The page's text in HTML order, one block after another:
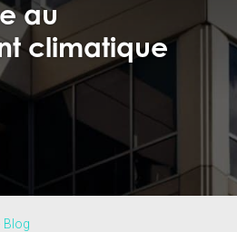
au
climatique
Blog